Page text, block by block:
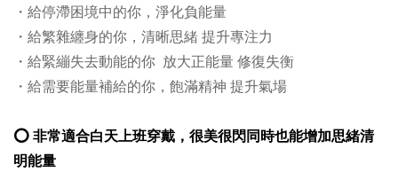
・給停滯困境中的你，淨化負能量
・給繁雜纏身的你，清晰思緒 提升專注力
・給緊繃失去動能的你 放大正能量 修復失衡
・給需要能量補給的你，飽滿精神 提升氣場
⭕️ 非常適合白天上班穿戴，很美很閃同時也能增加思緒清
明能量